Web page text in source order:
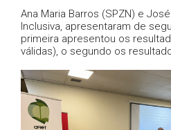
Ana Maria Barros (SPZN) e
Inclusiva, apresentaram de
primeira apresentou os
válidas), o segundo os